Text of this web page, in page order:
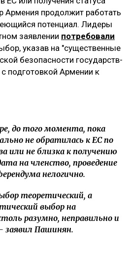
Армения продолжит работать
потенциал. Лидеры
заявлении потребовали
указав на "существенные
безопасности государств-
подготовкой Армении к
до того момента, пока
не обратилась к ЕС по
или не близка к получению
на членство, проведение
нелогично.
теоретический, а
выбор на
разумно, неправильно и
заявил Пашинян.